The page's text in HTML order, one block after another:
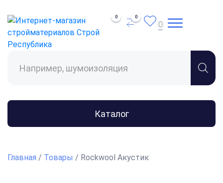
0 0
0
Каталог
Главная / Товары / Rockwool Акустик